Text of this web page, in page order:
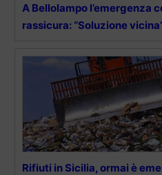
A Bellolampo l’emergenza
rassicura: “Soluzione
Rifiuti in Sicilia, ormai è